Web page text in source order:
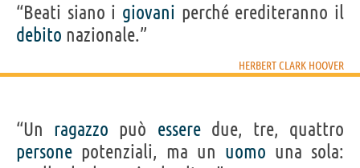
“Beati siano i giovani perché erediteranno il
debito nazionale.”
HERBERT CLARK HOOVER
“Un ragazzo può esseredue, tre, quattro
persone potenziali, ma un uomo una sola: